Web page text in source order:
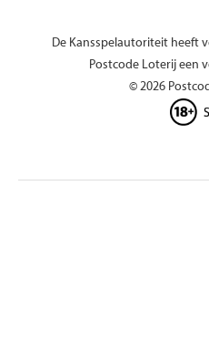
De Kansspelautoriteit heeft
Postcode Loterij een
© 2026